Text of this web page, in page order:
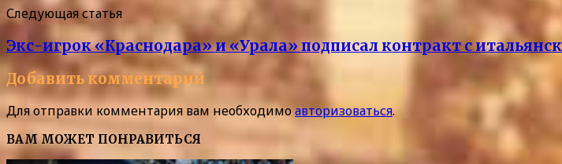
Следующая статья
Экс-игрок «Краснодара» и «Урала» подписал контракт с
Добавить комментарий
Для отправки комментария вам необходимоавторизоваться.
ВАМ МОЖЕТ ПОНРАВИТЬСЯ